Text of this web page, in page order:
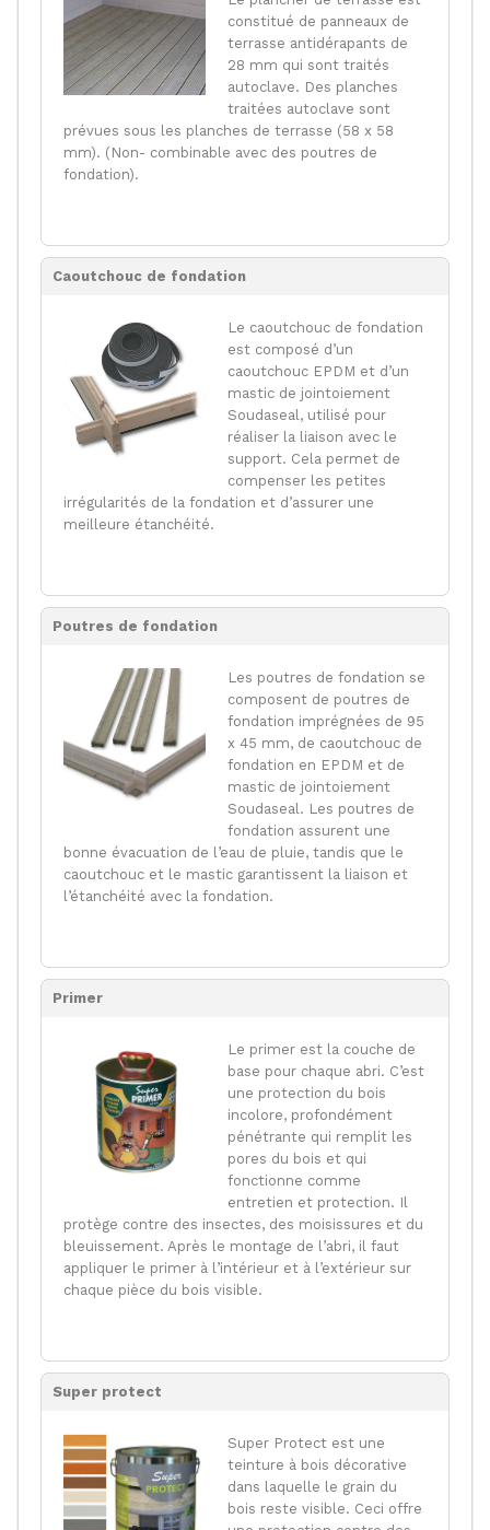
constitué de panneaux de
terrasse antidérapants de
28 mm qui sont traités
autoclave. Des planches
traitées autoclave sont
prévues sous les planches de terrasse (58 x 58
mm). (Non- combinable avec des poutres de
fondation).
Caoutchouc de fondation
Le caoutchouc de fondation
est composé d’un
caoutchouc EPDM et d’un
mastic de jointoiement
Soudaseal, utilisé pour
réaliser la liaison avec le
support. Cela permet de
compenser les petites
irrégularités de la fondation et d’assurer une
meilleure étanchéité.
Poutres de fondation
Les poutres de fondation se
composent de poutres de
fondation imprégnées de 95
x 45 mm, de caoutchouc de
fondation en EPDM et de
mastic de jointoiement
Soudaseal. Les poutres de
fondation assurent une
bonne évacuation de l’eau de pluie, tandis que le
caoutchouc et le mastic garantissent la liaison et
l’étanchéité avec la fondation.
Primer
Le primer est la couche de
base pour chaque abri. C’est
une protection du bois
incolore, profondément
pénétrante qui remplit les
pores du bois et qui
fonctionne comme
entretien et protection. Il
protège contre des insectes, des moisissures et du
bleuissement. Après le montage de l’abri, il faut
appliquer le primer à l’intérieur et à l’extérieur sur
chaque pièce du bois visible.
Super protect
Super Protect est une
teinture à bois décorative
dans laquelle le grain du
bois reste visible. Ceci offre